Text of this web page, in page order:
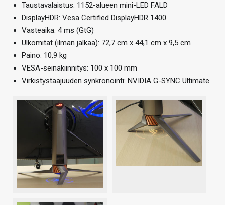
Taustavalaistus: 1152-alueen mini-LED FALD
DisplayHDR: Vesa Certified DisplayHDR 1400
Vasteaika: 4 ms (GtG)
Ulkomitat (ilman jalkaa): 72,7 cm x 44,1 cm x 9,5 cm ​
Paino: 10,9 kg
VESA-seinäkiinnitys: 100 x 100 mm
Virkistystaajuuden synkronointi: NVIDIA G-SYNC Ultimate